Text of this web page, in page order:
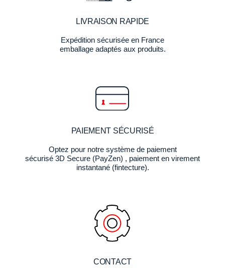
LIVRAISON RAPIDE
Expédition sécurisée en France
emballage adaptés aux produits.
PAIEMENT SÉCURISÉ
Optez pour notre système de paiement
sécurisé 3D Secure (PayZen) , paiement en virement
instantané (fintecture).
CONTACT